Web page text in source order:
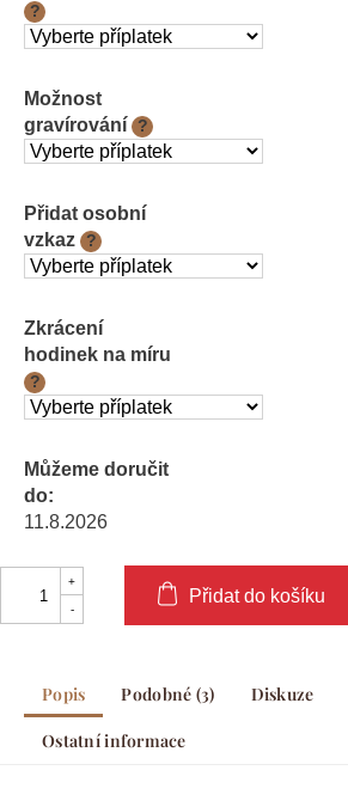
?
Možnost
gravírování
?
Přidat osobní
vzkaz
?
Zkrácení
hodinek na míru
?
Můžeme doručit
do:
11.8.2026
Přidat do košíku
Popis Podobné (3) Diskuze
Ostatní informace